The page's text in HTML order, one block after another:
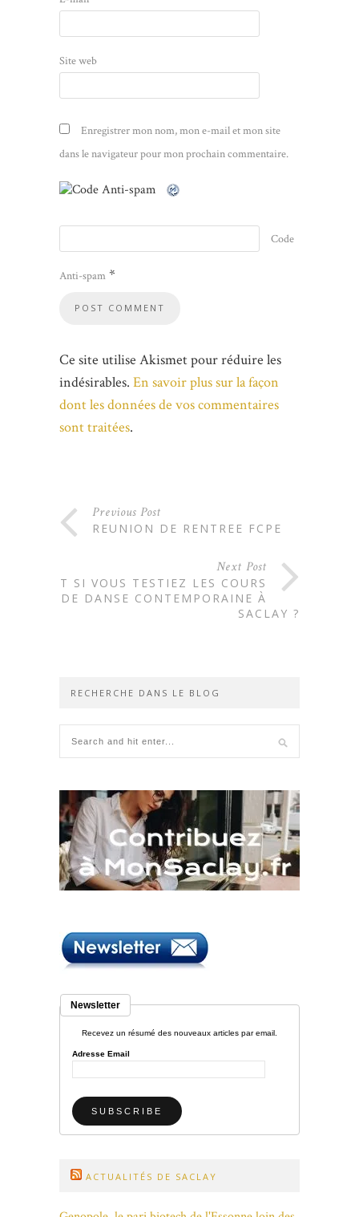
Site web
Enregistrer mon nom, mon e-mail et mon site
dans le navigateur pour mon prochain commentaire.
Code
Anti-spam *
Ce site utilise Akismet pour réduire les
indésirables. En savoir plus sur la façon
dont les données de vos commentaires
sont traitées.
Previous Post
REUNION DE RENTREE FCPE
Next Post
ET SI VOUS TESTIEZ LES COURS
DE DANSE CONTEMPORAINE À
SACLAY ?
RECHERCHE DANS LE BLOG
Newsletter
Recevez un résumé des nouveaux articles par email.
Adresse Email
ACTUALITÉS DE SACLAY